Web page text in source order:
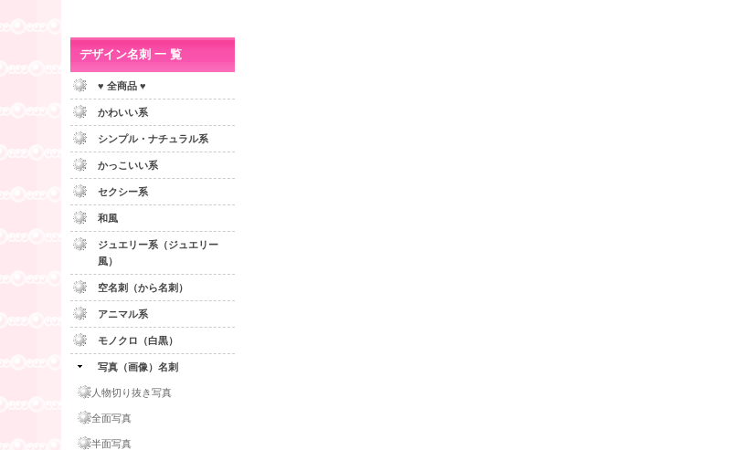
デザイン名刺 一 覧
♥ 全商品 ♥
かわいい系
シンプル・ナチュラル系
かっこいい系
セクシー系
和風
ジュエリー系（ジュエリー
風）
空名刺（から名刺）
アニマル系
モノクロ（白黒）
写真（画像）名刺
人物切り抜き写真
全面写真
半面写真